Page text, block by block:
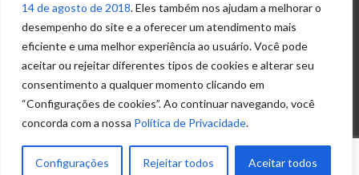
14 de agosto de 2018. Eles também nos ajudam a melhorar o
desempenho do site e a oferecer um atendimento mais
eficiente e uma melhor experiência ao usuário. Você pode
aceitar ou rejeitar diferentes tipos de cookies e alterar seu
consentimento a qualquer momento clicando em
“Configurações de cookies”. Ao continuar navegando, você
concorda com a nossa Política de Privacidade.
Configurações Rejeitar todos Aceitar todos
Ouvidoria
(82) 2123 0864
ouvidoria@crea-al.org.br
Fale Conosco
(82) 2123 0866